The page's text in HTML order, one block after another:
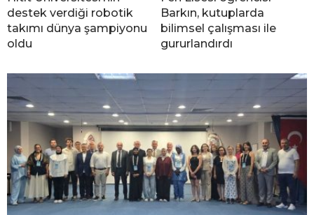
destek verdiği robotik
takımı dünya şampiyonu
oldu
Barkın, kutuplarda
bilimsel çalışması ile
gururlandırdı